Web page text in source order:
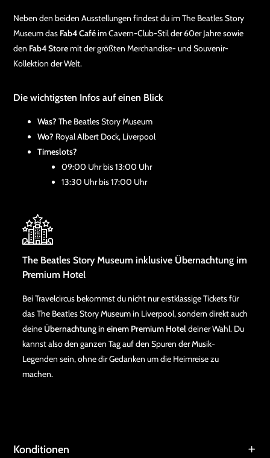
Neben den beiden Ausstellungen findest du im The Beatles Story
Museum das Fab4 Caféim Cavern-Club-Stil der 60er Jahre sowie
den Fab4 Storemit der größten Merchandise- und Souvenir-
Kollektion der Welt.
Die wichtigsten Infos auf einen Blick
Was? The Beatles Story Museum
Wo? Royal Albert Dock, Liverpool
Timeslots?
09:00 Uhr bis 13:00 Uhr
13:30 Uhr bis 17:00 Uhr
The Beatles Story Museum inklusive Übernachtung im
Premium Hotel
Bei Travelcircus bekommst du nicht nur erstklassige Tickets für
das The Beatles Story Museum in Liverpool, sondern direkt auch
deine Übernachtung in einem Premium Hoteldeiner Wahl. Du
kannst also den ganzen Tag auf den Spuren der Musik-
Legenden sein, ohne dir Gedanken um die Heimreise zu
machen.
Konditionen